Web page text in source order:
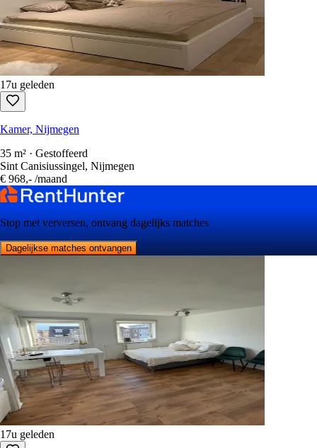
17u geleden
Kamer, Nijmegen
35 m² · Gestoffeerd
Sint Canisiussingel, Nijmegen
€ 968,- /maand
Stop met verversen, ontvang dagelijks matches
Dagelijkse matches ontvangen
17u geleden